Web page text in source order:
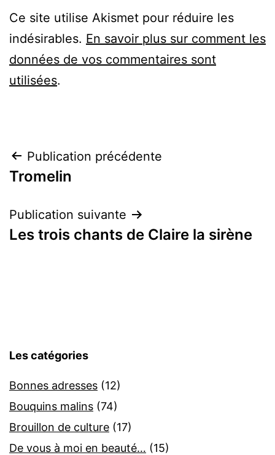
Ce site utilise Akismet pour réduire les
indésirables. En savoir plus sur comment les
données de vos commentaires sont
utilisées.
Navigation
de
l’article
Publication précédente
Tromelin
Publication suivante
Les trois chants de Claire la sirène
Les catégories
Bonnes adresses (12)
Bouquins malins (74)
Brouillon de culture (17)
De vous à moi en beauté… (15)